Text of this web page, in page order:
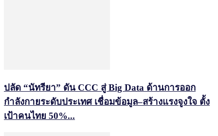
ปลัด “นัทรียา” ดัน CCC สู่ Big Data ด้านการออก
กำลังกายระดับประเทศ เชื่อมข้อมูล–สร้างแรงจูงใจ ตั้ง
เป้าคนไทย 50%...